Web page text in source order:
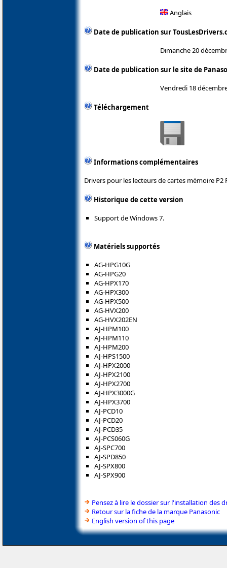
Anglais
Date de publication sur
Dimanche 20
Date de publication sur le site de
Vendredi 18
Téléchargement
Informations complémentaires
Drivers pour les lecteurs de cartes mémoire P2
Historique de cette version
Support de Windows 7.
Matériels supportés
AG-HPG10G
AG-HPG20
AG-HPX170
AG-HPX300
AG-HPX500
AG-HVX200
AG-HVX202EN
AJ-HPM100
AJ-HPM110
AJ-HPM200
AJ-HPS1500
AJ-HPX2000
AJ-HPX2100
AJ-HPX2700
AJ-HPX3000G
AJ-HPX3700
AJ-PCD10
AJ-PCD20
AJ-PCD35
AJ-PCS060G
AJ-SPC700
AJ-SPD850
AJ-SPX800
AJ-SPX900
Pensez à lire le dossier sur l'installation des
Retour sur la fiche de la marque Panasonic
English version of this page